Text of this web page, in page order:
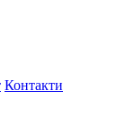
Контакти